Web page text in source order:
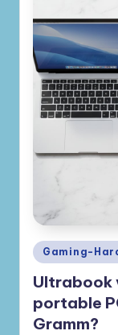
Posted
in
Gaming-
Ultrabook
portable
Gramm?